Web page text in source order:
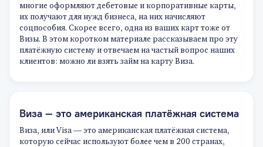
многие оформляют дебетовые и корпоративные карты,
их получают для нужд бизнеса, на них начисляют
соцпособия. Скорее всего, одна из ваших карт тоже от
Визы. В этом коротком материале рассказываем про эту
платёжную систему и отвечаем на частый вопрос наших
клиентов: можно ли взять займ на карту Виза.
Виза — это американская платёжная система
Виза, или Visa — это американская платёжная система,
которую сейчас используют более чем в 200 странах,